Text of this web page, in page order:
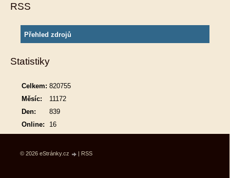
RSS
Přehled zdrojů
Statistiky
Online: 16
Celkem: 820755
Měsíc:
11172
Den:
839
© 2026 eStránky.cz | RSS